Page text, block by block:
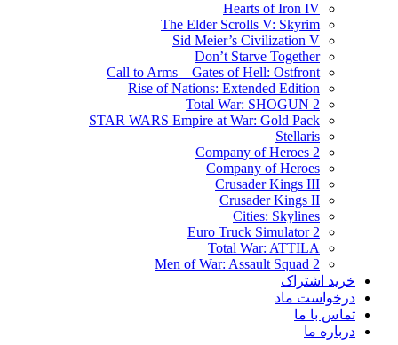
Hearts of Iron IV
The Elder Scrolls V: Skyrim
Sid Meier’s Civilization V
Don’t Starve Together
Call to Arms – Gates of Hell: Ostfront
Rise of Nations: Extended Edition
Total War: SHOGUN 2
STAR WARS Empire at War: Gold Pack
Stellaris
Company of Heroes 2
Company of Heroes
Crusader Kings III
Crusader Kings II
Cities: Skylines
Euro Truck Simulator 2
Total War: ATTILA
Men of War: Assault Squad 2
خرید اشتراک
درخواست ماد
تماس با ما
درباره ما